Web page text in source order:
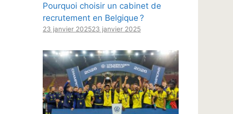
Pourquoi choisir un cabinet de
recrutement en Belgique ?
23 janvier 202523 janvier 2025